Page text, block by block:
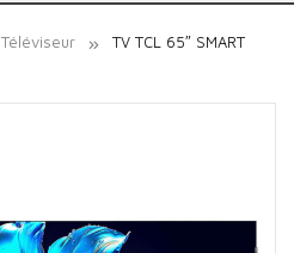
Téléviseur
TV TCL 65″ SMART